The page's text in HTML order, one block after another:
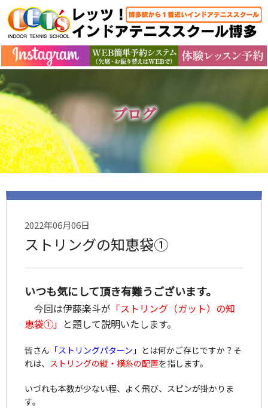
ブログ
2022年06月06日
ストリングの知恵袋①
いつも気にして頂き有難うございます。
今回は伊藤楽斗が 「ストリング（ガット）の知
恵袋①」 と題して説明いたします。
皆さん 「ストリングパターン」 とは何かご存じですか？そ
れは、 ストリングの縦・横糸の配置を指します。
いづれも本数が少ない程、よく飛び、スピンが掛かりま
す。